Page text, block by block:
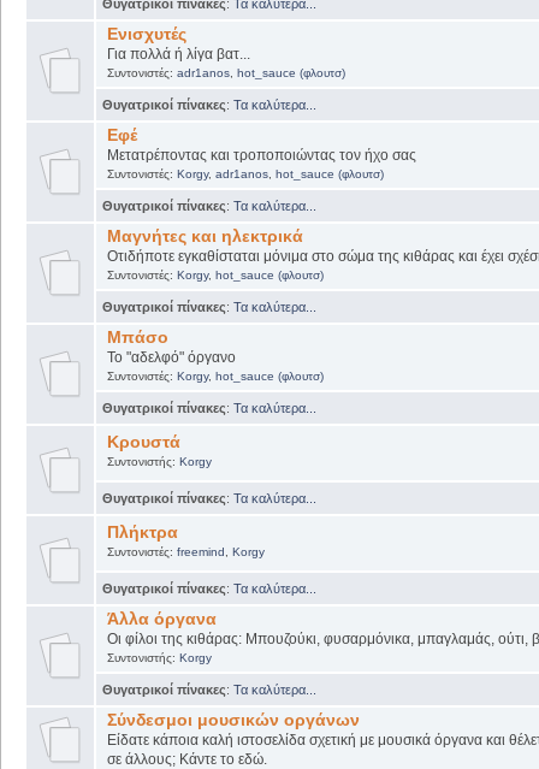
Θυγατρικοί πίνακες: Τα καλύτερα...
Ενισχυτές
Για πολλά ή λίγα βατ...
Συντονιστές: adr1anos, hot_sauce (φλουτσ)
Θυγατρικοί πίνακες: Τα καλύτερα...
Εφέ
Μετατρέποντας και τροποποιώντας τον ήχο σας
Συντονιστές: Korgy, adr1anos, hot_sauce (φλουτσ)
Θυγατρικοί πίνακες: Τα καλύτερα...
Μαγνήτες και ηλεκτρικά
Οτιδήποτε εγκαθίσταται μόνιμα στο σώμα της κιθάρας και έχει
Συντονιστές: Korgy, hot_sauce (φλουτσ)
Θυγατρικοί πίνακες: Τα καλύτερα...
Μπάσο
Το "αδελφό" όργανο
Συντονιστές: Korgy, hot_sauce (φλουτσ)
Θυγατρικοί πίνακες: Τα καλύτερα...
Κρουστά
Συντονιστής: Korgy
Θυγατρικοί πίνακες: Τα καλύτερα...
Πλήκτρα
Συντονιστές: freemind Korgy
Θυγατρικοί πίνακες: Τα καλύτερα...
Άλλα όργανα
Οι φίλοι της κιθάρας: Μπουζούκι, φυσαρμόνικα, μπαγλαμάς, ούτι,
Συντονιστής: Korgy
Θυγατρικοί πίνακες: Τα καλύτερα...
Σύνδεσμοι μουσικών οργάνων
Είδατε κάποια καλή ιστοσελίδα σχετική με μουσικά όργανα και
σε άλλους; Κάντε το εδώ.